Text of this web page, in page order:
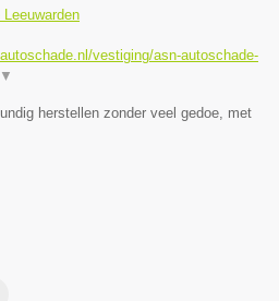
Leeuwarden
vestiging/asn-autoschade-
▼
herstellen zonder veel gedoe, met